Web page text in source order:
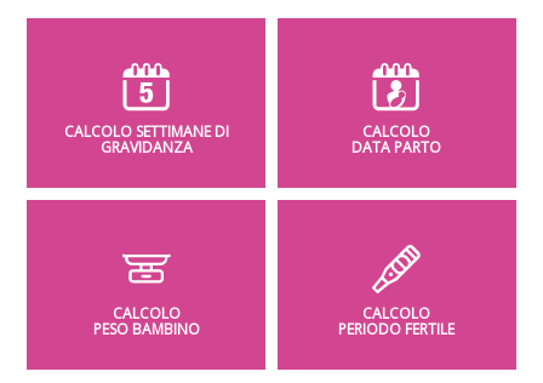
CALCOLO SETTIMANE DI
GRAVIDANZA
CALCOLO
DATA PARTO
CALCOLO
PESO BAMBINO
CALCOLO
PERIODO FERTILE